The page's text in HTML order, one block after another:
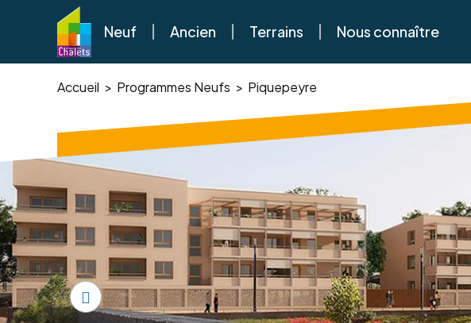
Neuf Ancien Terrains Nous connaître
Accueil Programmes Neufs Piquepeyre